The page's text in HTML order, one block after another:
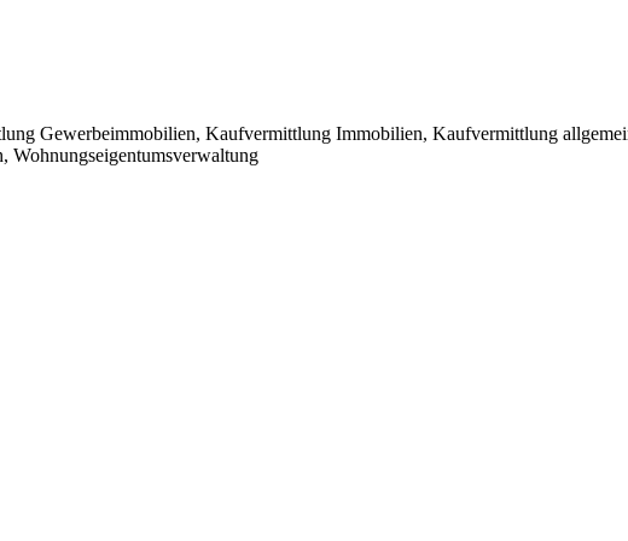
Gewerbeimmobilien, Kaufvermittlung Immobilien, Kaufvermittlung